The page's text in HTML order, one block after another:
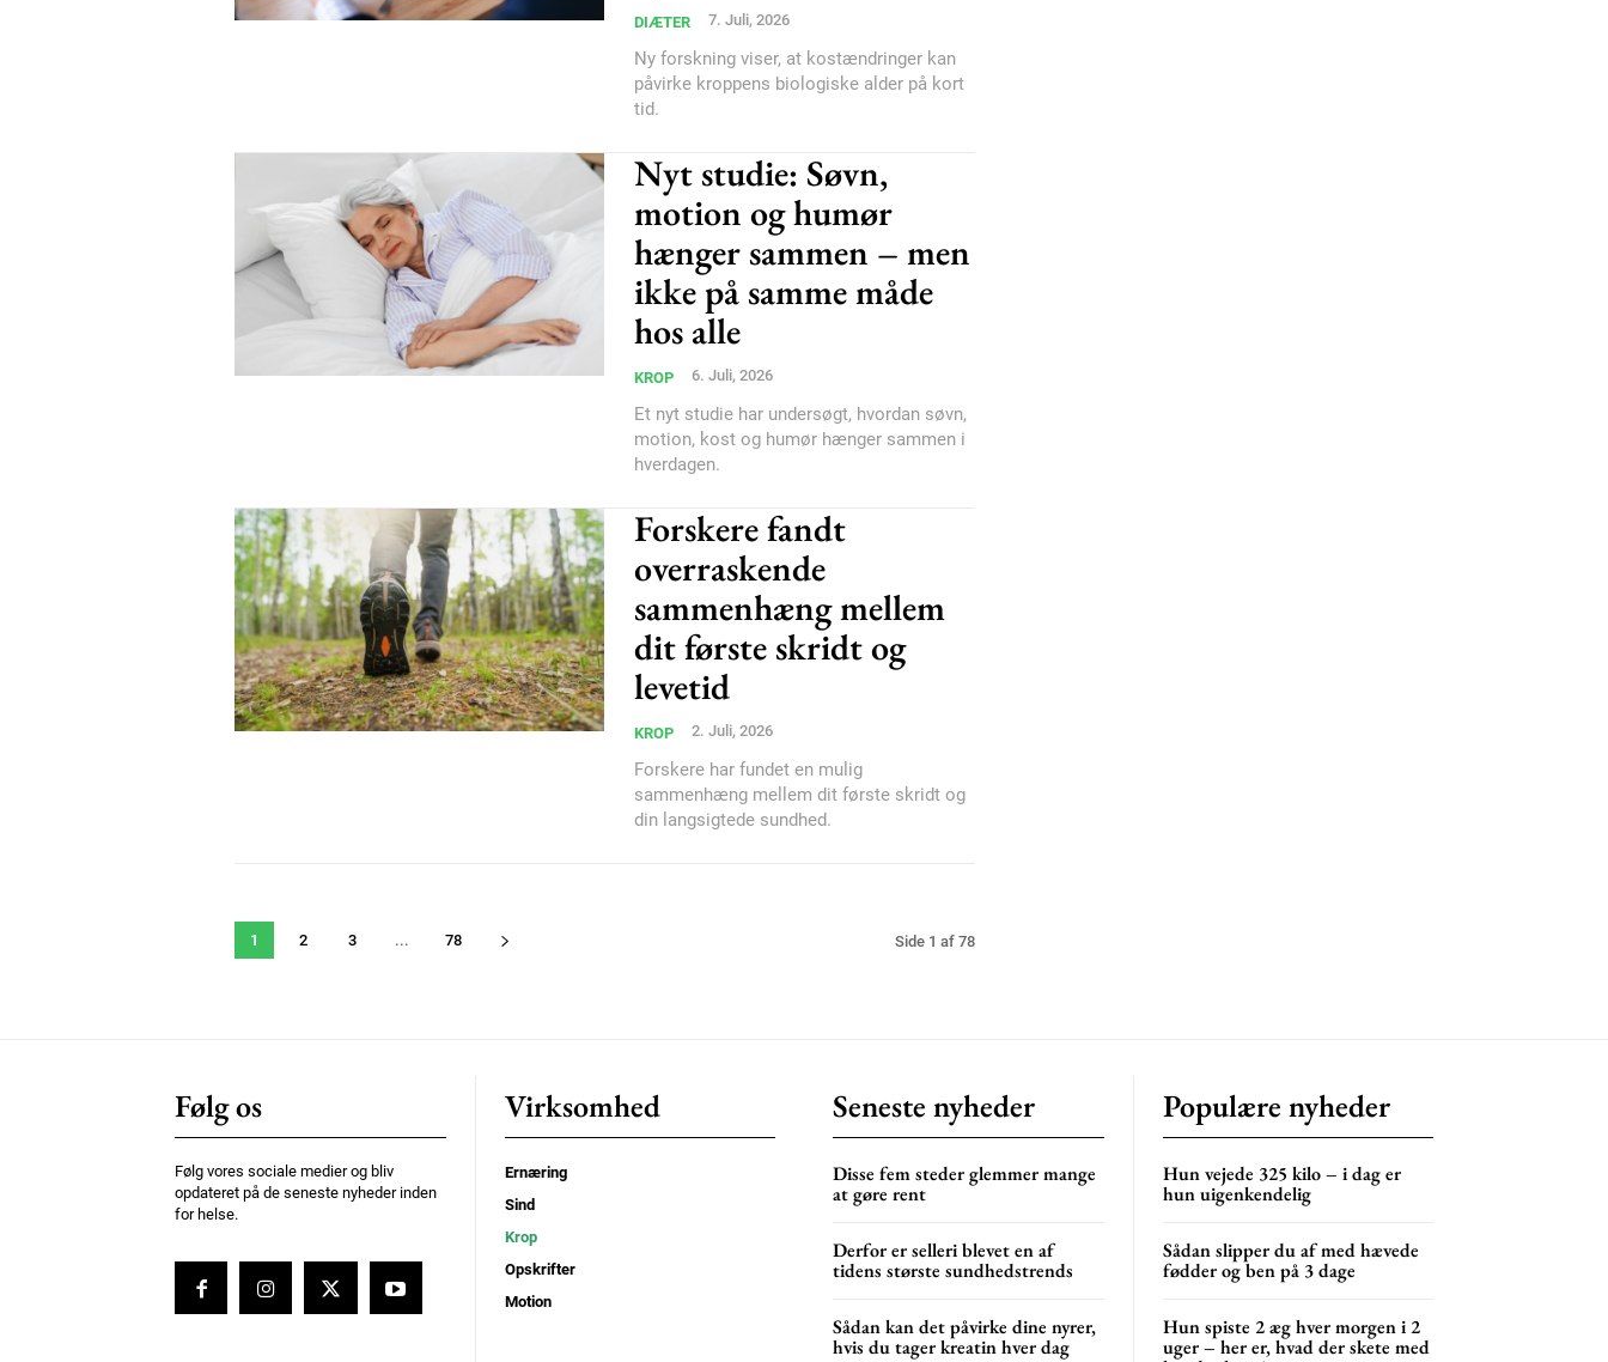
DIÆTER 7. Juli, 2026
Ny forskning viser, at kostændringer kan
påvirke kroppens biologiske alder på kort
tid.
Nyt studie: Søvn,
motion og humør
hænger sammen – men
ikke på samme måde
hos alle
KROP 6. Juli, 2026
Et nyt studie har undersøgt, hvordan søvn,
motion, kost og humør hænger sammen i
hverdagen.
Forskere fandt
overraskende
sammenhæng mellem
dit første skridt og
levetid
KROP 2. Juli, 2026
Forskere har fundet en mulig
sammenhæng mellem dit første skridt og
din langsigtede sundhed.
1 2 3 ... 78 Side 1 af 78
Følg os
Følg vores sociale medier og bliv
opdateret på de seneste nyheder inden
for helse.
Virksomhed
Ernæring
Sind
Krop
Opskrifter
Motion
Seneste nyheder
Disse fem steder glemmer mange
at gøre rent
Derfor er selleri blevet en af
tidens største sundhedstrends
Sådan kan det påvirke dine nyrer,
hvis du tager kreatin hver dag
Populære nyheder
Hun vejede 325 kilo – i dag er
hun uigenkendelig
Sådan slipper du af med hævede
fødder og ben på 3 dage
Hun spiste 2 æg hver morgen i 2
uger – her er, hvad der skete med